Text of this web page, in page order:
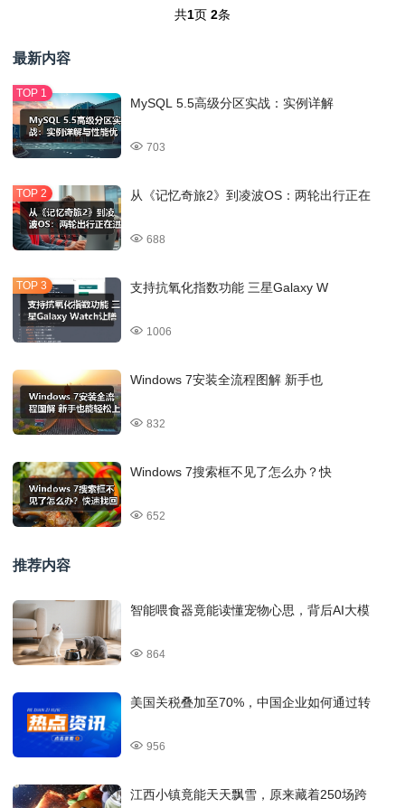
共1页 2条
最新内容
MySQL 5.5高级分区实战：实例详解
703
从《记忆奇旅2》到凌波OS：两轮出行正在
688
支持抗氧化指数功能 三星Galaxy W
1006
Windows 7安装全流程图解 新手也
832
Windows 7搜索框不见了怎么办？快
652
推荐内容
智能喂食器竟能读懂宠物心思，背后AI大模
864
美国关税叠加至70%，中国企业如何通过转
956
江西小镇竟能天天飘雪，原来藏着250场跨